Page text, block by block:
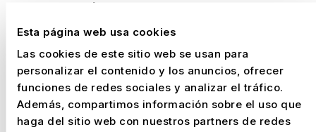
Esta página web usa cookies
Las cookies de este sitio web se usan para
personalizar el contenido y los anuncios, ofrecer
funciones de redes sociales y analizar el tráfico.
Además, compartimos información sobre el uso que
haga del sitio web con nuestros partners de redes
soporte de vídeo para garantizar la cobertura
técnica de la retransmisión televisiva
Logística entre la nieve, la altitud
y la presión del tiempo